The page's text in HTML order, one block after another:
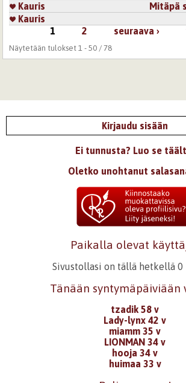
Kauris
Mitäpä
Kauris
1 2 seuraava ›
Näytetään tulokset 1 - 50 / 78
Kirjaudu sisään
Ei tunnusta? Luo se
Oletko unohtanut
Paikalla olevat
Sivustollasi on tällä hetkellä 0
Tänään syntymäpäiviään
tzadik 58 v
Lady-lynx 42 v
miamm 35 v
LIONMAN 34 v
hooja 34 v
huimaa 33 v